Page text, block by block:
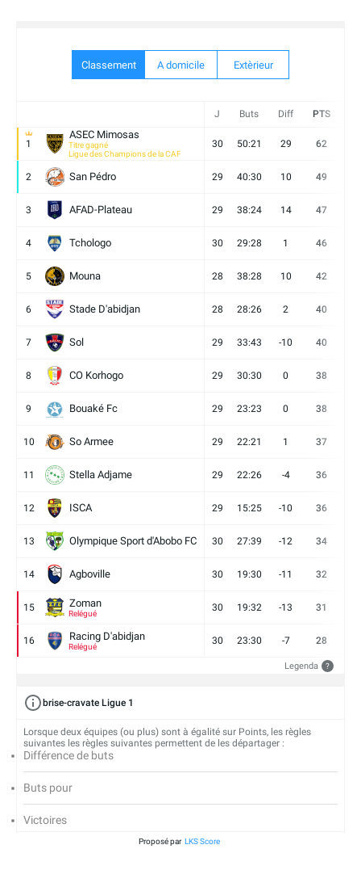
Classement A domicile Extèrieur
J Buts Diff PTS
1
ASEC Mimosas
Titre gagné
Ligue des Champions de la CAF
30 50:21 29 62
2 San Pédro 29 40:30 10 49
3 AFAD-Plateau 29 38:24 14 47
4 Tchologo 30 29:28 1 46
5 Mouna 28 38:28 10 42
6 Stade D'abidjan 28 28:26 2 40
7 Sol 29 33:43 -10 40
8 CO Korhogo 29 30:30 0 38
9 Bouaké Fc 29 23:23 0 38
10 So Armee 29 22:21 1 37
11 Stella Adjame 29 22:26 -4 36
12 ISCA 29 15:25 -10 36
13 Olympique Sport d'Abobo FC 30 27:39 -12 34
14 Agboville 30 19:30 -11 32
15 Zoman
Relégué
30 19:32 -13 31
16 Racing D'abidjan
Relégué
30 23:30 -7 28
Legenda ?
brise-cravate Ligue 1
Lorsque deux équipes (ou plus) sont à égalité sur Points, les règles
suivantes les règles suivantes permettent de les départager :
Différence de buts
Buts pour
Victoires
Proposé par LKS Score